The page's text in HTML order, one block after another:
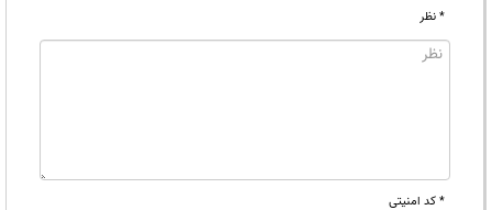
* نظر
* کد امنیتی